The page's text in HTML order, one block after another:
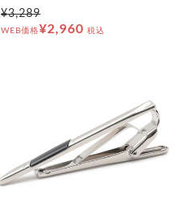
¥3,289
WEB価格¥2,960 税込